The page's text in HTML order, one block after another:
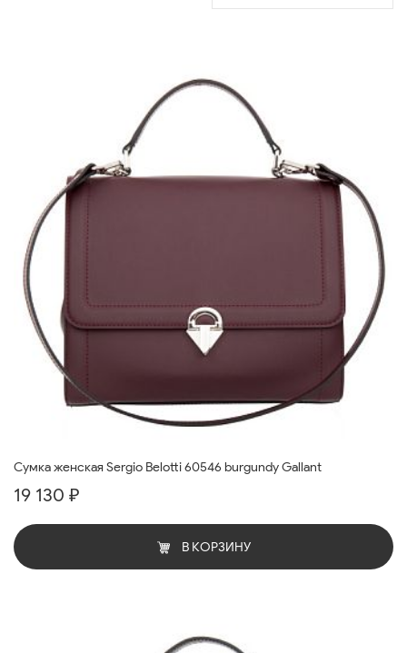
Cумка женская Sergio Belotti 60546 burgundy Gallant
19 130 ₽
В КОРЗИНУ